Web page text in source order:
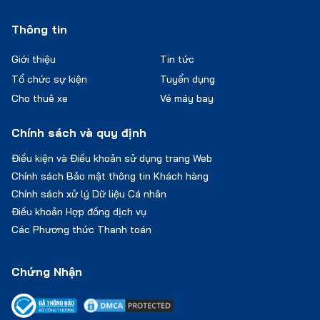
Chứng Nhận
Thông tin
Giới thiệu
Tổ chức sự kiện
Cho thuê xe
Vé máy bay
Tin tức
Tuyển dụng
Chính sách và quy định
Điều kiện và Điều khoản sử dụng trang Web
Chính sách Bảo mật thông tin Khách hàng
Chính sách xử lý Dữ liệu Cá nhân
Điều khoản Hợp đồng dịch vụ
Các Phương thức Thanh toán